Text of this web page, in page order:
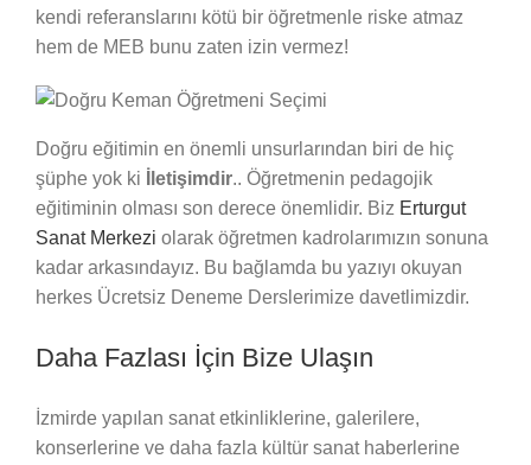
kendi referanslarını kötü bir öğretmenle riske atmaz
hem de MEB bunu zaten izin vermez!
Doğru eğitimin en önemli unsurlarından biri de hiç
şüphe yok ki
İletişimdir.. Öğretmenin pedagojik
eğitiminin olması son derece önemlidir. Biz Erturgut
Sanat Merkezi olarak öğretmen kadrolarımızın sonuna
kadar arkasındayız. Bu bağlamda bu yazıyı okuyan
herkes Ücretsiz Deneme Derslerimize davetlimizdir.
Daha Fazlası İçin Bize Ulaşın
İzmirde yapılan sanat etkinliklerine, galerilere,
konserlerine ve daha fazla kültür sanat haberlerine